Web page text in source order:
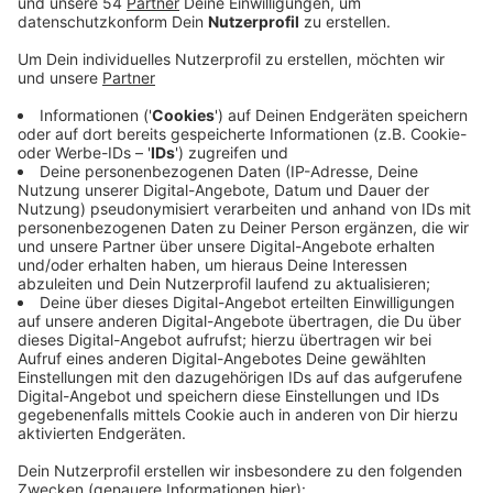
Anzeige
Bei der Umfrage wurden Einzelhändler in NRW gebeten
eine Bilanz zum letzten Geschäftsjahr zu ziehen. Bei
der Umfrage berichteten über ein Drittel der
Einzelhändler von geringeren Umsätzen im Vergleich
zum Vorjahr. Allerdings berichtete ein anderes Drittel
von höheren Umsätzen im Jahr 2023. Mit Ausnahme
des Premium-Sortiments hätte sich die
Konsumzurückhaltung durch das ganze Jahr bis ins
Weihnachtsgeschäft gezogen. Zwei Drittel der
Einzelhändler gaben der aktuellen politischen Lage die
Hauptschuld an der Kauf-Zurückhaltung. In diesem
Jahr rechnen nur 16 Prozent mit einem besseren
mit einem gleichbleibenden Geschäftsjahr.